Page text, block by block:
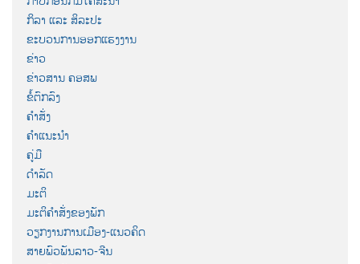
ກິລາ ແລະ ສິລະປະ
ຂະບວນການອອກແຮງງານ
ຂ່າວ
ຂ່າວສານ ຄອສພ
ຂໍ້ຕົກລົງ
ຄຳສັ່ງ
ຄຳແນະນຳ
ຄູ່ມື
ດຳລັດ
ມະຕິ
ມະຕິຄຳສັ່ງຂອງພັກ
ວຽກງານການເມືອງ-ແນວຄິດ
ສາຍພົວພັນລາວ-ຈີນ